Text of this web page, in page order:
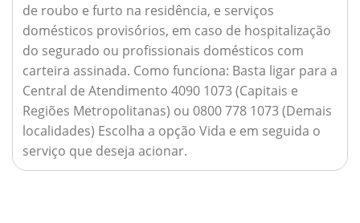
de roubo e furto na residência, e serviços
domésticos provisórios, em caso de hospitalização
do segurado ou profissionais domésticos com
carteira assinada. Como funciona: Basta ligar para a
Central de Atendimento 4090 1073 (Capitais e
Regiões Metropolitanas) ou 0800 778 1073 (Demais
localidades) Escolha a opção Vida e em seguida o
serviço que deseja acionar.